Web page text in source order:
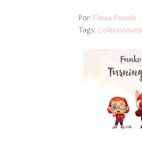
Por: Flavia Penido
Tags: Colecionáveis